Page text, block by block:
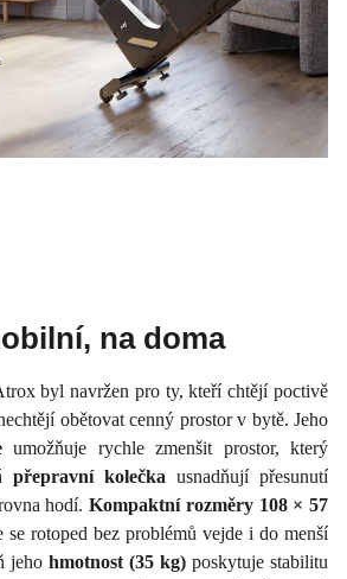
na doma
byl navržen pro ty, kteří chtějí poctivě
obětovat cenný prostor v bytě. Jeho
umožňuje rychle zmenšit prostor, který
přepravní kolečka usnadňují přesunutí
hodí.Kompaktní rozměry 108 × 57
se rotoped bez problémů vejde i do menší
jeho hmotnost (35 kg) poskytuje stabilitu